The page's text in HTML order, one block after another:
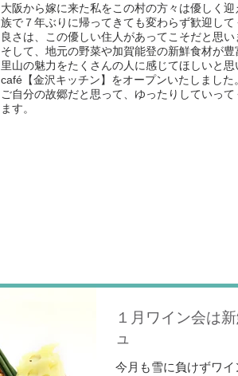
大阪から嫁に来た私をこの村の方々は優しく
族で７年ぶりに帰ってきても変わらず歓迎し
良さは、この優しい住人があってこそだと思い
そして、地元の野菜や加賀能登の新鮮食材が豊
里山の魅力をたくさんの人に感じてほしいと
café【金沢キッチン】をオープンいたしました。
ご自分の故郷だと思って、ゆったりしていっ
ます。
１月ワイン会は
ュ
今月も雪に負けずワイ